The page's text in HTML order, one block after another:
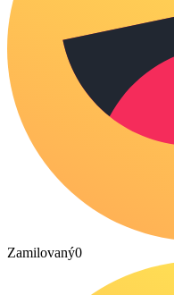
Zamilovaný0